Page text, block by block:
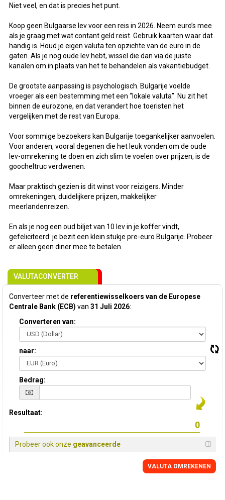
Niet veel, en dat is precies het punt.
Koop geen Bulgaarse lev voor een reis in 2026. Neem euro’s mee
als je graag met wat contant geld reist. Gebruik kaarten waar dat
handig is. Houd je eigen valuta ten opzichte van de euro in de
gaten. Als je nog oude lev hebt, wissel die dan via de juiste
kanalen om in plaats van het te behandelen als vakantiebudget.
De grootste aanpassing is psychologisch. Bulgarije voelde
vroeger als een bestemming met een “lokale valuta”. Nu zit het
binnen de eurozone, en dat verandert hoe toeristen het
vergelijken met de rest van Europa.
Voor sommige bezoekers kan Bulgarije toegankelijker aanvoelen.
Voor anderen, vooral degenen die het leuk vonden om de oude
lev-omrekening te doen en zich slim te voelen over prijzen, is de
goocheltruc verdwenen.
Maar praktisch gezien is dit winst voor reizigers. Minder
omrekeningen, duidelijkere prijzen, makkelijker
meerlandenreizen.
En als je nog een oud biljet van 10 lev in je koffer vindt,
gefeliciteerd: je bezit een klein stukje pre-euro Bulgarije. Probeer
er alleen geen diner mee te betalen.
VALUTACONVERTER
Converteer met de referentiewisselkoers van de Europese
Centrale Bank (ECB) van 31 Juli 2026:
Converteren van:
naar:
Bedrag:
Resultaat:
Probeer ook onze geavanceerde
VALUTA OMREKENEN